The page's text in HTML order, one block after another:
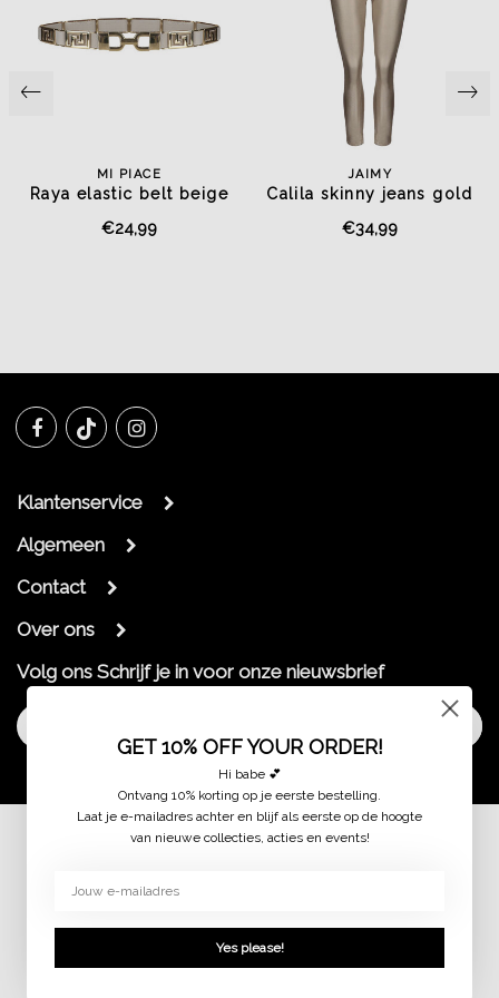
MI PIACE
Raya elastic belt beige
€24,99
JAIMY
Calila skinny jeans gold
€34,99
Klantenservice
Algemeen
Contact
Over ons
Volg ons Schrijf je in voor onze nieuwsbrief
GET 10% OFF YOUR ORDER!
Hi babe 💕
Ontvang 10% korting op je eerste bestelling.
Laat je e-mailadres achter en blijf als eerste op de hoogte
van nieuwe collecties, acties en events!
Yes please!